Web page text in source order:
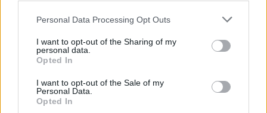
Please note that this website/app uses one or more Google
not limited to your visit or usage behaviour. You may click to
grant or deny consent to Google and its third-party tags to
use your data for below specified purposes in below Google
consent section.
Personal Data Processing Opt Outs
I want to opt-out of the Sharing of my
personal data.
Opted In
I want to opt-out of the Sale of my
Personal Data.
Opted In